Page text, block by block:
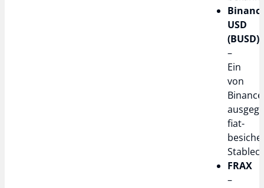
USD
(BUSD)
–
Ein
von
Binance
fiat-
FRAX
–